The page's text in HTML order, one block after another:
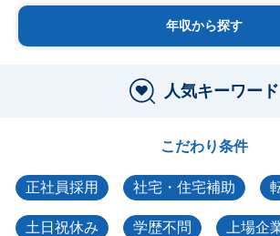
年収から探す
人気キーワード
こだわり条件
正社員採用 社宅・住宅補助
土日祝休み 学歴不問 上場企